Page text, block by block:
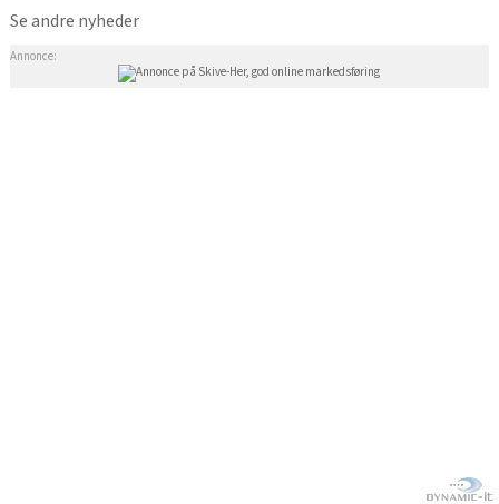
Se andre nyheder
Annonce: